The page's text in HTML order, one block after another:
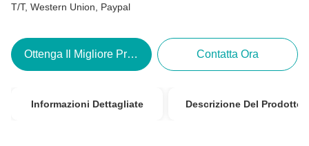
T/T, Western Union, Paypal
Ottenga Il Migliore Prezzo Contatta Ora
Informazioni Dettagliate Descrizione Del Prodotto